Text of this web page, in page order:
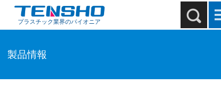
プラスチック業界のパイオニア
製品情報